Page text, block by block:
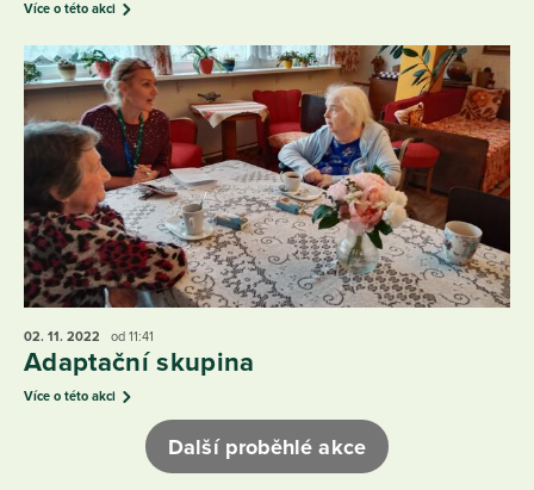
Více o této akci
02. 11. 2022 od 11:41
Adaptační skupina
Více o této akci
Další proběhlé akce